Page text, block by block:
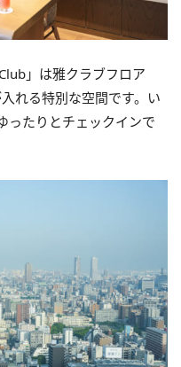
」は雅クラブフロア
れる特別な空間です。い
ったりとチェックインで